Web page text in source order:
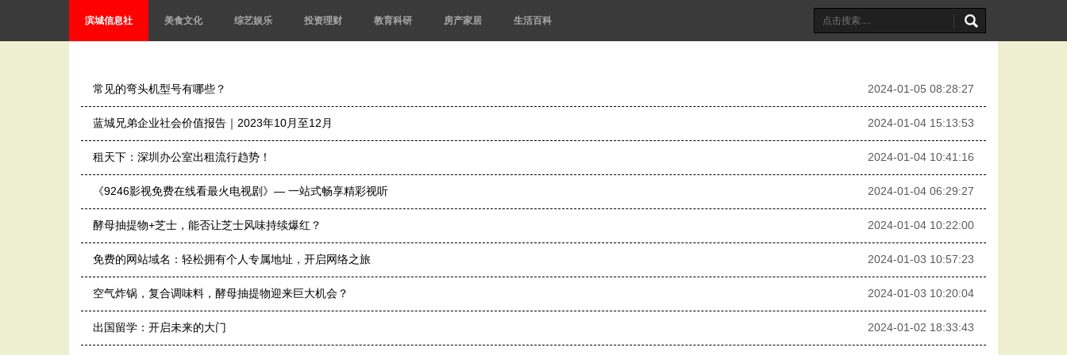
滨城信息社 美食文化 综艺娱乐 投资理财 教育科研 房产家居 生活百科
常见的弯头机型号有哪些？ 2024-01-05 08:28:27
蓝城兄弟企业社会价值报告｜2023年10月至12月 2024-01-04 15:13:53
租天下：深圳办公室出租流行趋势！ 2024-01-04 10:41:16
《9246影视免费在线看最火电视剧》— 一站式畅享精彩视听 2024-01-04 06:29:27
酵母抽提物+芝士，能否让芝士风味持续爆红？ 2024-01-04 10:22:00
免费的网站域名：轻松拥有个人专属地址，开启网络之旅 2024-01-03 10:57:23
空气炸锅，复合调味料，酵母抽提物迎来巨大机会？ 2024-01-03 10:20:04
出国留学：开启未来的大门 2024-01-02 18:33:43